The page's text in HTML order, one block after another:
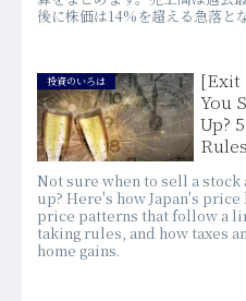
後に株価は14%を超える急落と
投資のいろは
[Exit
You
Up?
Rules
Not sure when to sell a
up? Here's how Japan's
price patterns that follow a
taking rules, and how taxes
home gains.